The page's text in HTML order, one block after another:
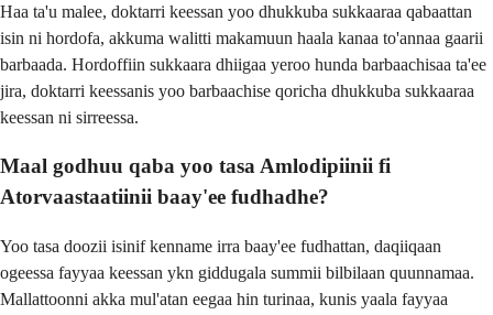
Haa ta'u malee, doktarri keessan yoo dhukkuba sukkaaraa qabaattan
isin ni hordofa, akkuma walitti makamuun haala kanaa to'annaa gaarii
barbaada. Hordoffiin sukkaara dhiigaa yeroo hunda barbaachisaa ta'ee
jira, doktarri keessanis yoo barbaachise qoricha dhukkuba sukkaaraa
keessan ni sirreessa.
Maal godhuu qaba yoo tasa Amlodipiinii fi
Atorvaastaatiinii baay'ee fudhadhe?
Yoo tasa doozii isinif kenname irra baay'ee fudhattan, daqiiqaan
ogeessa fayyaa keessan ykn giddugala summii bilbilaan quunnamaa.
Mallattoonni akka mul'atan eegaa hin turinaa, kunis yaala fayyaa